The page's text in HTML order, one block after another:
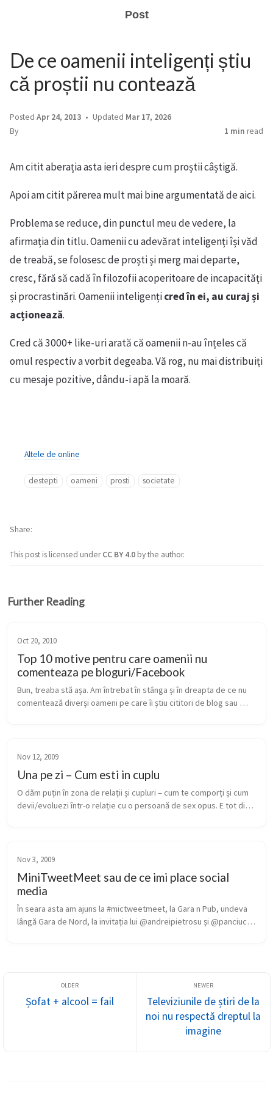
Post
De ce oamenii inteligenți știu
că proștii nu contează
Posted Apr 24, 2013 Updated Mar 17, 2026
By
1 min read
Am citit aberația asta ieri despre cum proștii câștigă.
Apoi am citit părerea mult mai bine argumentată de aici.
Problema se reduce, din punctul meu de vedere, la
afirmația din titlu. Oamenii cu adevărat inteligenți își văd
de treabă, se folosesc de proști și merg mai departe,
cresc, fără să cadă în filozofii acoperitoare de incapacități
și procrastinări. Oamenii inteligențicred în ei, au curaj și
acționează.
Cred că 3000+ like-uri arată că oamenii n-au înțeles că
omul respectiv a vorbit degeaba. Vă rog, nu mai distribuiți
cu mesaje pozitive, dându-i apă la moară.
Altele de online
destepti oameni prosti societate
This post is licensed underCC BY 4.0by the author.
Share
Further Reading
Oct 20, 2010
Top 10 motive pentru care oamenii nu
comenteaza pe bloguri/Facebook
Bun, treaba stă așa. Am întrebat în stânga și în dreapta de ce nu
comentează diverși oameni pe care îi știu cititori de blog sau
Nov 12, 2009
Una pe zi – Cum esti in cuplu
O dăm puțin în zona de relații și cupluri – cum te comporți și cum
devii/evoluezi într-o relație cu o persoană de sex opus. E tot din
Nov 3, 2009
MiniTweetMeet sau de ce imi place social
media
În seara asta am ajuns la #mictweetmeet, la Gara n Pub, undeva
lângă Gara de Nord, la invitația lui @andreipietrosu și @panciuc.
Șofat + alcool = fail
Televiziunile de știri de la
noi nu respectă dreptul la
imagine